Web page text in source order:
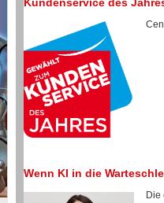
Wenn KI in die
Die